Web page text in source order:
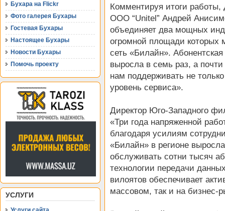
Бухара на Flickr
Фото галерея Бухары
Гостевая Бухары
Настоящее Бухары
Новости Бухары
Помочь проекту
УСЛУГИ
Комментируя итоги работы,
ООО “Unitel” Андрей
объединяет два мощных
огромной площади которых
сеть «Билайн».
выросла в семь раз, а
нам поддерживать не
уровень сервиса».
Директор Юго-Западного
«Три года напряженной
благодаря усилиям
«Билайн» в регионе
обслуживать сотни тысяч
технологии передачи
вилоятов обеспечивает
массовом, так и на бизнес-